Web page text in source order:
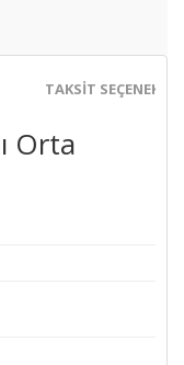
TAKSIT
Orta